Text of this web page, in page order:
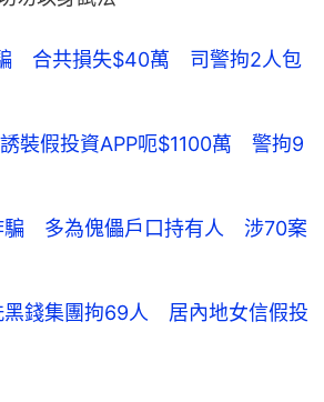
合共損失$40萬 司警拘2人包
裝假投資APP呃$1100萬 警拘9
騙 多為傀儡戶口持有人 涉70案
黑錢集團拘69人 居內地女信假投